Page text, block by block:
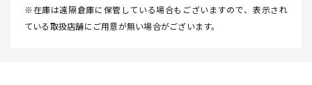
※在庫は遠隔倉庫に保管している場合もございますので、表示され
ている取扱店舗にご用意が無い場合がございます。